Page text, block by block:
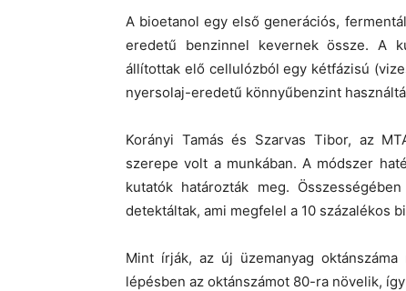
A bioetanol egy első generációs,
eredetű benzinnel kevernek össze. A
állítottak elő cellulózból egy kétfázisú
nyersolaj-eredetű könnyűbenzint
Korányi Tamás és Szarvas Tibor, az
szerepe volt a munkában. A módszer
kutatók határozták meg.
detektáltak, ami megfelel a 10 százalékos
Mint írják, az új üzemanyag
lépésben az oktánszámot 80-ra növelik,